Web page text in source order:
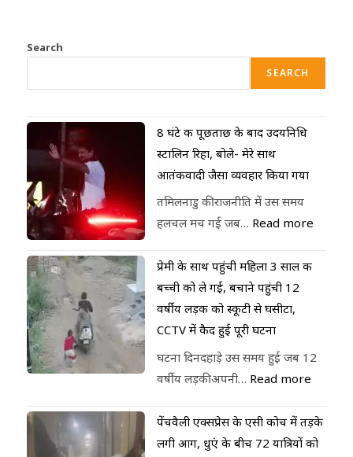
Search
SEARCH
8 घंटे की पूछताछ के बाद उदयनिधि
स्टालिन रिहा, बोले- मेरे साथ
आतंकवादी जैसा व्यवहार किया गया
तमिलनाडु की राजनीति में उस समय
हलचल मच गई जब… Read more
प्रेमी के साथ पहुंची महिला 3 साल की
बच्ची को ले गई, बचाने पहुंची 12
वर्षीय लड़की को स्कूटी से घसीटा,
CCTV में कैद हुई पूरी घटना
घटना दिनदहाड़े उस समय हुई जब 12
वर्षीय लड़की अपनी… Read more
पेंचवैली एक्सप्रेस के एसी कोच में तड़के
लगी आग, धुएं के बीच 72 यात्रियों को